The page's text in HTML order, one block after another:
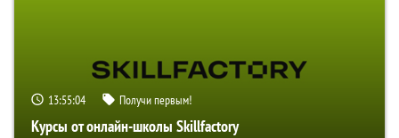
13:55:03 Получи первым!
Курсы от онлайн-школы Skillfactory